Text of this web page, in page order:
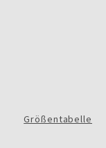
Größentabelle